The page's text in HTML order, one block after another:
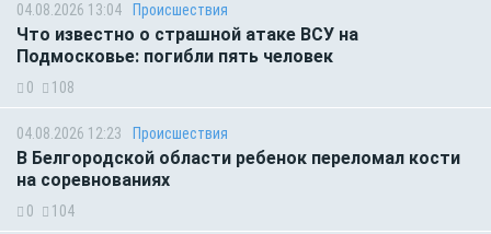
04.08.2026 13:04 Происшествия
Что известно о страшной атаке ВСУ на
Подмосковье: погибли пять человек
0 108
04.08.2026 12:23 Происшествия
В Белгородской области ребенок переломал кости
на соревнованиях
0 104